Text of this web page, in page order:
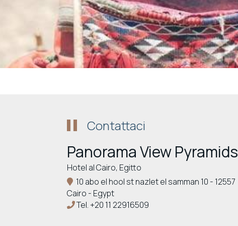
Contattaci
Panorama View Pyramids
Hotel al Cairo, Egitto
10 abo el hool st nazlet el samman 10 - 12557
Cairo - Egypt
Tel.+20 11 22916509